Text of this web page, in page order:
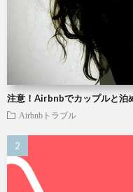
注意！Airbnbでカップルと泊
Airbnbトラブル